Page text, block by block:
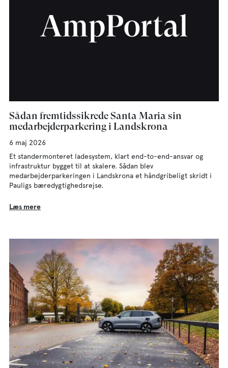
Sådan fremtidssikrede Santa Maria sin
medarbejderparkering i Landskrona
6 maj 2026
Et standermonteret ladesystem, klart end-to-end-ansvar og
infrastruktur bygget til at skalere. Sådan blev
medarbejderparkeringen i Landskrona et håndgribeligt skridt i
Pauligs bæredygtighedsrejse.
Læs mere